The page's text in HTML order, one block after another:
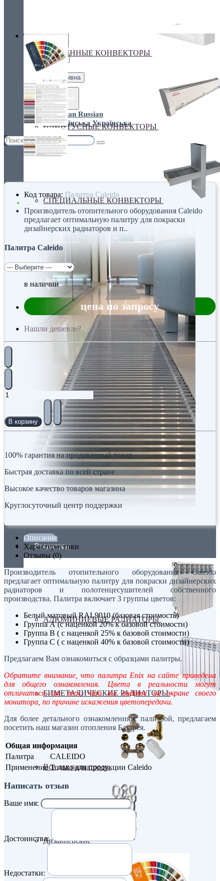
€ Euro
грн. Гривна
Язык
Russian
Українська
НАСТЕННЫЕ КОНВЕКТОРЫ
ПЛИНТУСНЫЕ КОНВЕКТОРЫ
СПЕЦИАЛЬНЫЕ КОНВЕКТОРЫ
Радиаторы
АЛЮМИНИЕВЫЕ РАДИАТОРЫ
БИМЕТАЛИЧЕСКИЕ РАДИАТОРЫ
Все для радиаторов
Дизайнерские
Код товара: Палитра Caleido
Производитель отопительного оборудования Сaleido
предлагает оптимальную палитру для покраски
дизайнерских радиаторов и п..
Палитра Caleido
в наличии
цена по запросу
Нашли дешевле?
В корзину
100% гарантия на продаваемый товар
Быстрая доставка по всей стране
Высокое качество товаров магазина
Круглосуточный центр поддержки
Описание
Характеристики
Отзывы (0)
Производитель отопительного оборудования Сaleido
предлагает оптимальную палитру для покраски дизайнерских
радиаторов и полотенцесушителей собственного
производства. Палитра включает 3 группы цветов:
Белый матовый RAL9010 (базовая стоимость)
Группа А (с наценкой 20% к базовой стоимости)
Группа В ( с наценкой 25% к базовой стоимости)
Группа С ( с наценкой 40% к базовой стоимости)
Предлагаем Вам ознакомиться с образцами палитры.
Обратите внимание, что палитра Enix на сайте приведена
для общего ознакомления. Цвета в реальности могут
отличаться от тех, что вы видите на экране своего
монитора, по причине искажения цветопередачи.
Для более детального ознакомления с палитрой, предлагаем
посетить наш магазин отопления Батарея.
Общая информация
Палитра
CALEIDO
Применение Только для продукции Caleido
Написать отзыв
Ваше имя:
Достоинства:
Недостатки: